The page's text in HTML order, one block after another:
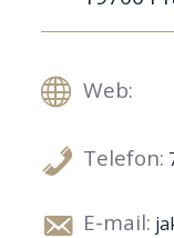
Web:
Telefon:
E-mail: